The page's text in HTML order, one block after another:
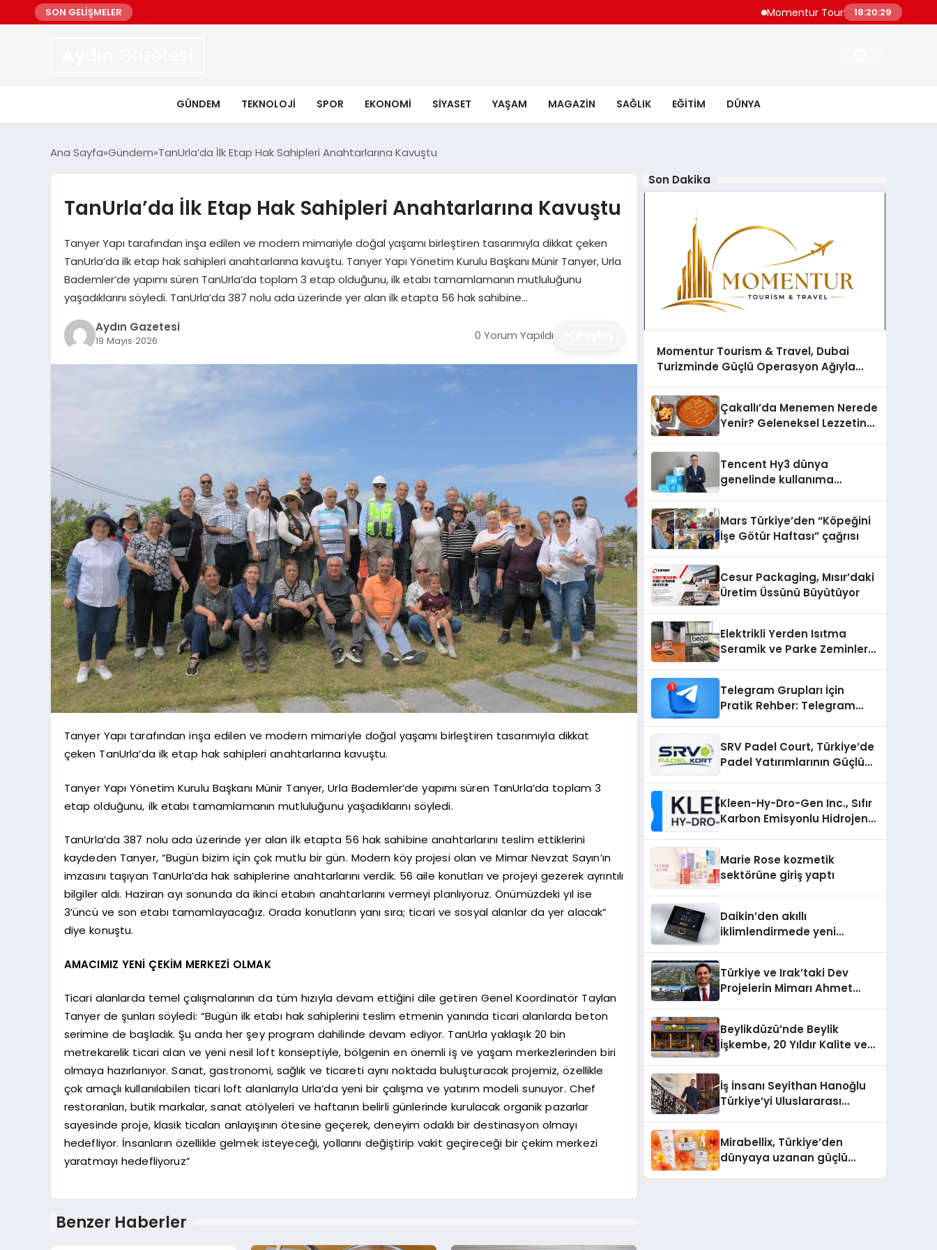
SON GELİŞMELER Momentur Tourism & Travel, Dubai
18:20:30
GÜNDEM TEKNOLOJI SPOR EKONOMI SIYASET YAŞAM MAGAZIN SAĞLIK EĞITIM DÜNYA
Ana Sayfa Gündem TanUrla’da İlk Etap Hak Sahipleri Anahtarlarına Kavuştu
TanUrla’da İlk Etap Hak Sahipleri Anahtarlarına Kavuştu
Tanyer Yapı tarafından inşa edilen ve modern mimariyle doğal yaşamı birleştiren tasarımıyla dikkat çeken
TanUrla’da ilk etap hak sahipleri anahtarlarına kavuştu. Tanyer Yapı Yönetim Kurulu Başkanı Münir Tanyer, Urla
Bademler’de yapımı süren TanUrla’da toplam 3 etap olduğunu, ilk etabı tamamlamanın mutluluğunu
yaşadıklarını söyledi. TanUrla’da 387 nolu ada üzerinde yer alan ilk etapta 56 hak sahibine…
Aydın Gazetesi
19 Mayıs 2026 0 Yorum Yapıldı
Tanyer Yapı tarafından inşa edilen ve modern mimariyle doğal yaşamı birleştiren tasarımıyla dikkat
çeken TanUrla’da ilk etap hak sahipleri anahtarlarına kavuştu.
Tanyer Yapı Yönetim Kurulu Başkanı Münir Tanyer, Urla Bademler’de yapımı süren TanUrla’da toplam 3
etap olduğunu, ilk etabı tamamlamanın mutluluğunu yaşadıklarını söyledi.
TanUrla’da 387 nolu ada üzerinde yer alan ilk etapta 56 hak sahibine anahtarlarını teslim ettiklerini
kaydeden Tanyer, “Bugün bizim için çok mutlu bir gün. Modern köy projesi olan ve Mimar Nevzat Sayın’ın
imzasını taşıyan TanUrla’da hak sahiplerine anahtarlarını verdik. 56 aile konutları ve projeyi gezerek ayrıntılı
bilgiler aldı. Haziran ayı sonunda da ikinci etabın anahtarlarını vermeyi planlıyoruz. Önümüzdeki yıl ise
3’üncü ve son etabı tamamlayacağız. Orada konutların yanı sıra; ticari ve sosyal alanlar da yer alacak”
diye konuştu.
AMACIMIZ YENİ ÇEKİM MERKEZİ OLMAK
Ticari alanlarda temel çalışmalarının da tüm hızıyla devam ettiğini dile getiren Genel Koordinatör Taylan
Tanyer de şunları söyledi: “Bugün ilk etabı hak sahiplerini teslim etmenin yanında ticari alanlarda beton
serimine de başladık. Şu anda her şey program dahilinde devam ediyor. TanUrla yaklaşık 20 bin
metrekarelik ticari alan ve yeni nesil loft konseptiyle, bölgenin en önemli iş ve yaşam merkezlerinden biri
olmaya hazırlanıyor. Sanat, gastronomi, sağlık ve ticareti aynı noktada buluşturacak projemiz, özellikle
çok amaçlı kullanılabilen ticari loft alanlarıyla Urla’da yeni bir çalışma ve yatırım modeli sunuyor. Chef
restoranları, butik markalar, sanat atölyeleri ve haftanın belirli günlerinde kurulacak organik pazarlar
sayesinde proje, klasik ticalan anlayışının ötesine geçerek, deneyim odaklı bir destinasyon olmayı
hedefliyor. İnsanların özellikle gelmek isteyeceği, yollarını değiştirip vakit geçireceği bir çekim merkezi
yaratmayı hedefliyoruz”
Benzer Haberler
Son Dakika
Momentur Tourism & Travel, Dubai
Turizminde Güçlü Operasyon Ağıyla
Çakallı’da Menemen Nerede
Yenir? Geleneksel Lezzetin
Tencent Hy3 dünya
genelinde kullanıma
Mars Türkiye’den “Köpeğini
İşe Götür Haftası” çağrısı
Cesur Packaging, Mısır’daki
Üretim Üssünü Büyütüyor
Elektrikli Yerden Isıtma
Seramik ve Parke Zeminler
Telegram Grupları İçin
Pratik Rehber: Telegram
SRV Padel Court, Türkiye’de
Padel Yatırımlarının Güçlü
Kleen-Hy-Dro-Gen Inc., Sıfır
Karbon Emisyonlu Hidrojen
Aldı
Marie Rose kozmetik
sektörüne giriş yaptı
Daikin’den akıllı
iklimlendirmede yeni
Türkiye ve Irak’taki Dev
Projelerin Mimarı Ahmet
Holding Industrial City”
Projesini Hayata Geçirecek
Beylikdüzü’nde Beylik
İşkembe, 20 Yıldır Kalite ve
İş İnsanı Seyithan Hanoğlu
Türkiye’yi Uluslararası
Mirabellix, Türkiye’den
dünyaya uzanan güçlü